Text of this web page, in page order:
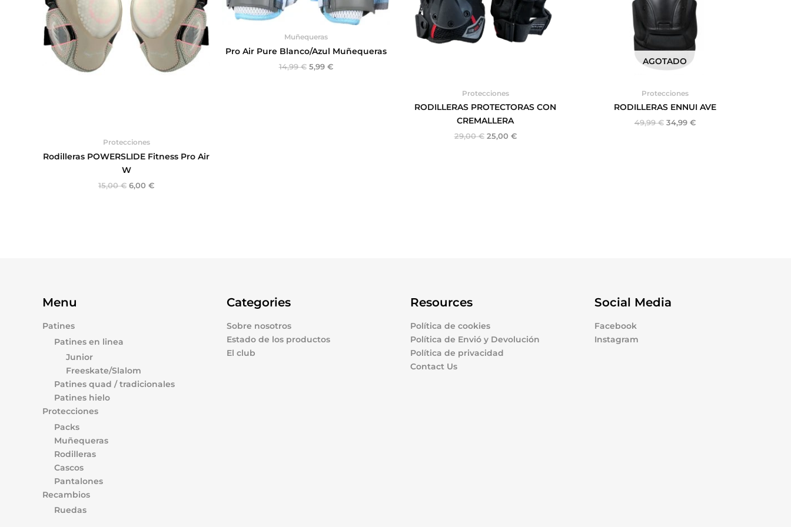
Protecciones
Rodilleras POWERSLIDE Fitness Pro Air
W
15,00€ 6,00 €
Muñequeras
Pro Air Pure Blanco/Azul Muñequeras
14,99€ 5,99 €
Protecciones
RODILLERAS PROTECTORAS CON
CREMALLERA
29,00€ 25,00 €
AGOTADO
Protecciones
RODILLERAS ENNUI AVE
49,99€ 34,99 €
Menu
Patines
Patines en linea
Junior
Freeskate/Slalom
Patines quad / tradicionales
Patines hielo
Protecciones
Packs
Muñequeras
Rodilleras
Cascos
Pantalones
Recambios
Ruedas
Categories
Sobre nosotros
Estado de los productos
El club
Resources
Política de cookies
Política de Envió y Devolución
Política de privacidad
Contact Us
Social Media
Facebook
Instagram